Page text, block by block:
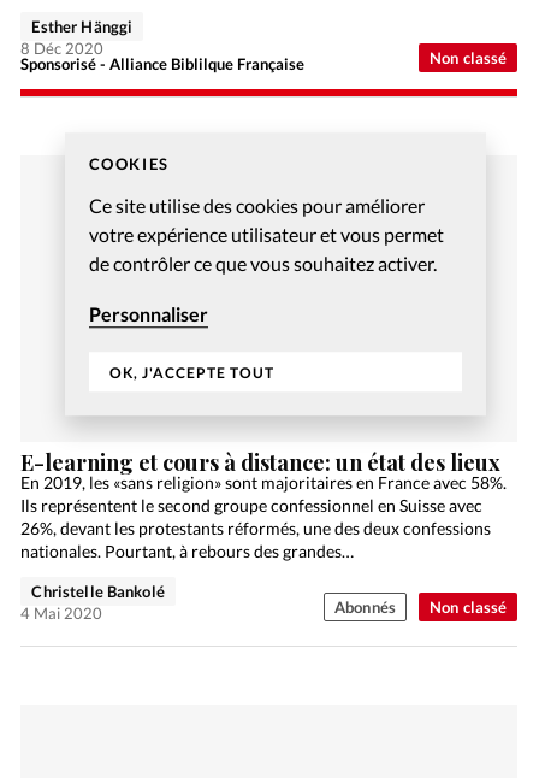
COOKIES
Ce site utilise des cookies pour améliorer
votre expérience utilisateur et vous permet
de contrôler ce que vous souhaitez activer.
Personnaliser
OK, J'ACCEPTE TOUT
Non classé
Sponsorisé - Alliance Biblilque Française
Esther Hänggi
8 Déc 2020
Non classé
E-learning et cours à distance: un état des lieux
En 2019, les «sans religion» sont majoritaires en France avec 58%.
Ils représentent le second groupe confessionnel en Suisse avec
26%, devant les protestants réformés, une des deux confessions
nationales. Pourtant, à rebours des grandes…
Christelle Bankolé
4 Mai 2020
Abonnés